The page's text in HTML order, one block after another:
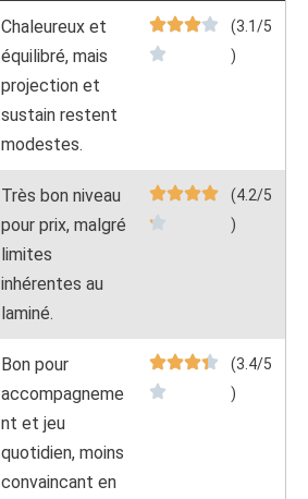
Chaleureux et
équilibré, mais
projection et
sustain restent
modestes.
(3.1/5
)
Très bon niveau
pour prix, malgré
limites
inhérentes au
laminé.
(4.2/5
)
Bon pour
accompagneme
nt et jeu
quotidien, moins
convaincant en
(3.4/5
)